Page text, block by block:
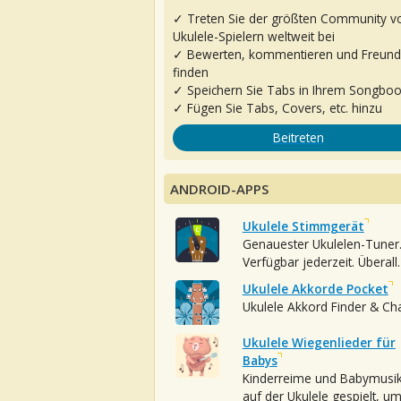
✓ Treten Sie der größten Community
Ukulele-Spielern weltweit bei
✓ Bewerten, kommentieren und
finden
✓ Speichern Sie Tabs in Ihrem
✓ Fügen Sie Tabs, Covers, etc. hinzu
Beitreten
ANDROID-APPS
Ukulele Stimmgerät
Genauester Ukulelen-Tuner.
Verfügbar jederzeit. Überall.
Ukulele Akkorde Pocket
Ukulele Akkord Finder &
Ukulele Wiegenlieder für
Babys
Kinderreime und
auf der Ukulele gespielt, um